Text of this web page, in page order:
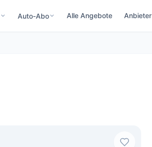
Auto-Abo Alle Angebote Anbieter